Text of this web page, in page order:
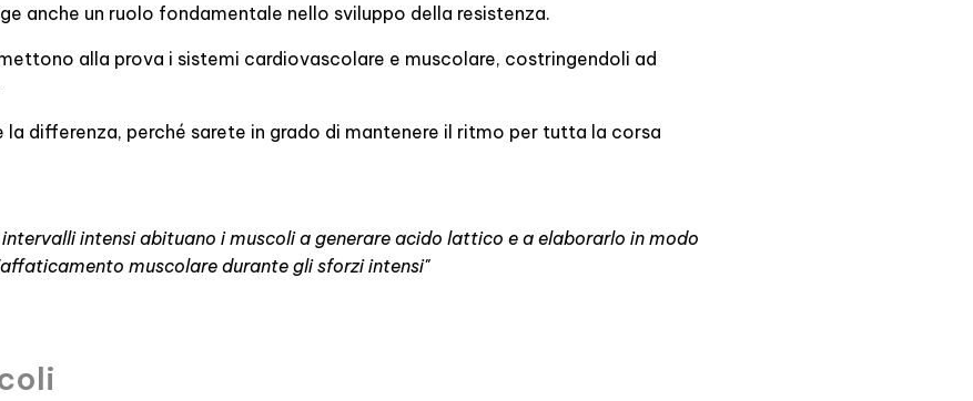
anche un ruolo fondamentale nello sviluppo della resistenza.
alla prova i sistemi cardiovascolare e muscolare, costringendoli ad
la differenza, perché sarete in grado di mantenere il ritmo per tutta la corsa
intervalli intensi abituano i muscoli a generare acido lattico e a elaborarlo in modo
muscolare durante gli sforzi intensi"